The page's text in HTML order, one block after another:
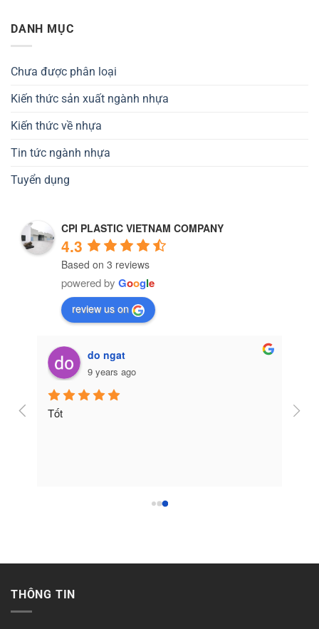
DANH MỤC
Chưa được phân loại
Kiến thức sản xuất ngành nhựa
Kiến thức về nhựa
Tin tức ngành nhựa
Tuyển dụng
CPI PLASTIC VIETNAM COMPANY
4.3
Based on 3 reviews
powered by Google
review us on
do ngat
9 years ago
Tốt
THÔNG TIN